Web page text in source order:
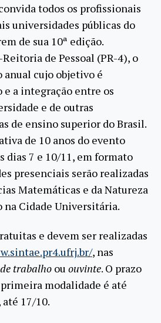
todos os profissionais
universidades públicas do
de sua 10ª edição.
de Pessoal (PR-4), o
anual cujo objetivo é
a integração entre os
e de outras
de ensino superior do Brasil.
de 10 anos do evento
dias 7 e 10/11, em formato
presenciais serão realizadas
Matemáticas e da Natureza
na Cidade Universitária.
e devem ser realizadas
, nas
trabalho ou ouvinte. O prazo
modalidade é até
até 17/10.